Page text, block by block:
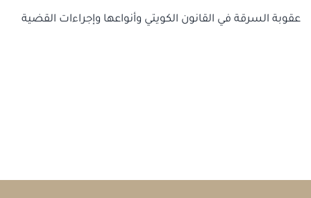
عقوبة السرقة في القانون الكويتي وأنواعها وإجراءات القضية